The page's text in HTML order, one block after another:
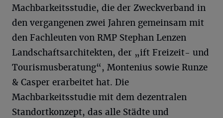
Machbarkeitsstudie, die der Zweckverband in
den vergangenen zwei Jahren gemeinsam mit
den Fachleuten von RMP Stephan Lenzen
Landschaftsarchitekten, der „ift Freizeit- und
Tourismusberatung“, Montenius sowie Runze
& Casper erarbeitet hat. Die
Machbarkeitsstudie mit dem dezentralen
Standortkonzept, das alle Städte und